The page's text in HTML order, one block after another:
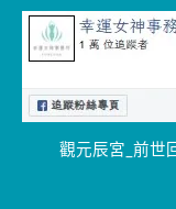
觀元辰宮_前世